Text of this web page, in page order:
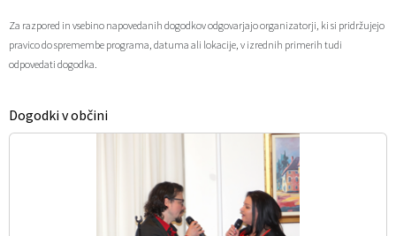
Za razpored in vsebino napovedanih dogodkov odgovarjajo organizatorji, ki si pridržujejo
pravico do spremembe programa, datuma ali lokacije, v izrednih primerih tudi
odpovedati dogodka.
Dogodki v občini
Lokalni program za mladino 2023 – 2028
Občinski predpisi
Občinski časopis